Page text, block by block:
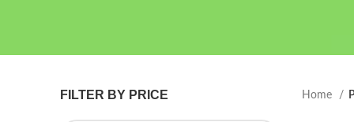
FILTER BY PRICE Home